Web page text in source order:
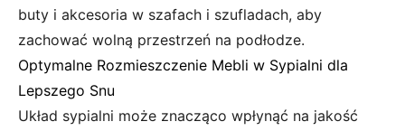
buty i akcesoria w szafach i szufladach, aby
zachować wolną przestrzeń na podłodze.
Optymalne Rozmieszczenie Mebli w Sypialni dla
Lepszego Snu
Układ sypialni może znacząco wpłynąć na jakość